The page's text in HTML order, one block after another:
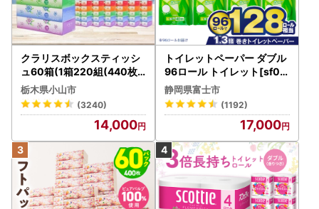
クラリスボックスティッシ
ュ60箱(1箱220組(440枚))
(5個入り×12セット)【配送
不可地域：離島・沖縄県】
【1256759】
栃木県小山市
(3240)
14,000
トイレットペーパー ダブル
96ロール トイレット[sf00
1-012]
静岡県富士市
(1192)
17,000